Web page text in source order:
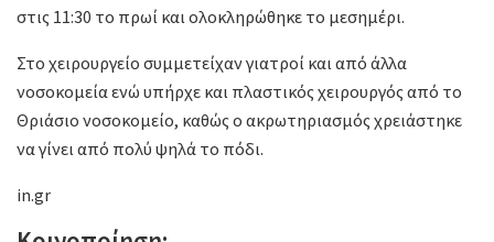
στις 11:30 το πρωί και ολοκληρώθηκε το μεσημέρι.
Στο χειρουργείο συμμετείχαν γιατροί και από άλλα
νοσοκομεία ενώ υπήρχε και πλαστικός χειρουργός από το
Θριάσιο νοσοκομείο, καθώς ο ακρωτηριασμός χρειάστηκε
να γίνει από πολύ ψηλά το πόδι.
in.gr